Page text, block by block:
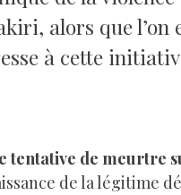
alors que l’on
à cette
tentative de meurtre
de la légitime